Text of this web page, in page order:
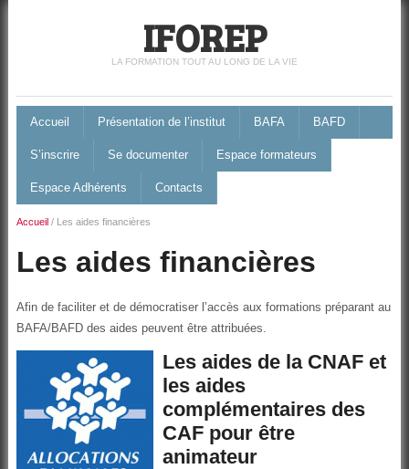
IFOREP
LA FORMATION TOUT AU LONG DE LA VIE
Accueil Présentation de l’institut BAFA BAFD
S’inscrire Se documenter Espace formateurs
Espace Adhérents Contacts
Accueil/ Les aides financières
Les aides financières
Afin de faciliter et de démocratiser l’accès aux formations préparant au
BAFA/BAFD des aides peuvent être attribuées.
Les aides de la CNAF et
les aides
complémentaires des
CAF pour être
animateur